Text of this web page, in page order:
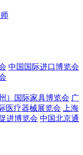
中国国际进口博览会
）国际家具博览会 广
医疗器械展览会
上海
进博览会 中国北京通